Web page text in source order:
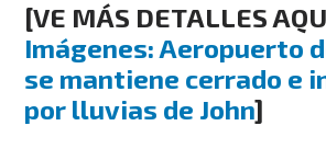
[VE MÁS DETALLES
Imágenes: Aeropuerto
se mantiene cerrado e
por lluvias de John]